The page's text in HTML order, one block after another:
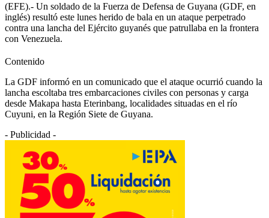
(EFE).- Un soldado de la Fuerza de Defensa de Guyana (GDF, en
inglés) resultó este lunes herido de bala en un ataque perpetrado
contra una lancha del Ejército guyanés que patrullaba en la frontera
con Venezuela.
Contenido
La GDF informó en un comunicado que el ataque ocurrió cuando la
lancha escoltaba tres embarcaciones civiles con personas y carga
desde Makapa hasta Eterinbang, localidades situadas en el río
Cuyuni, en la Región Siete de Guyana.
- Publicidad -